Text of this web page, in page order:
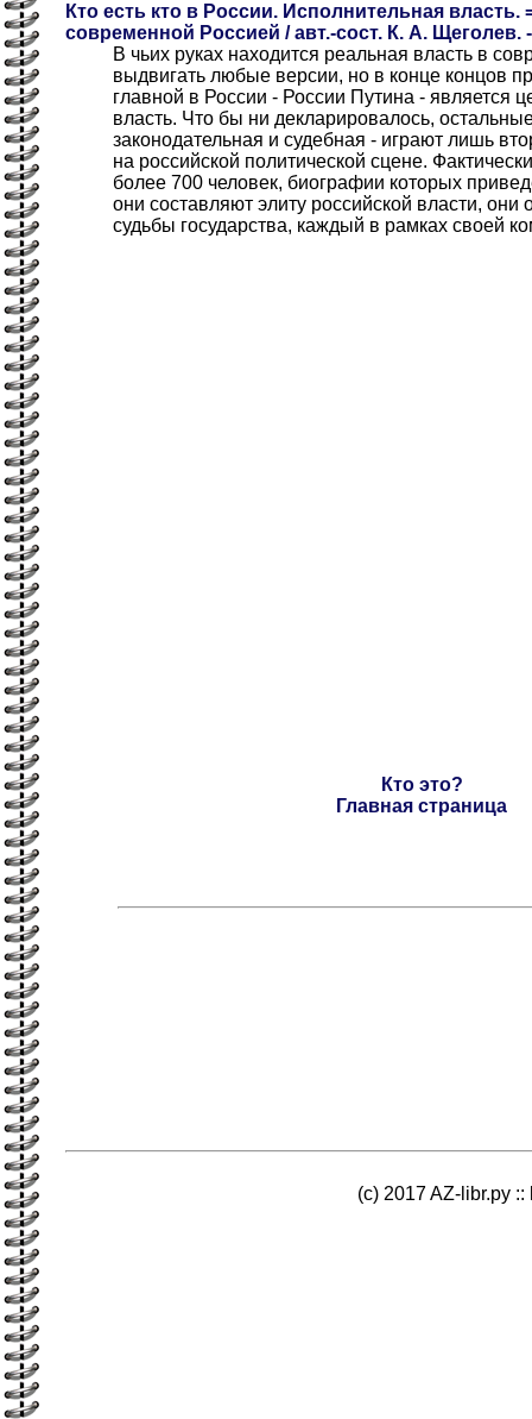
Кто есть кто в России. Исполнительная власть.
современной Россией / авт.-сост. К. А. Щеголев.
В чьих руках находится реальная власть в
выдвигать любые версии, но в конце концов
главной в России - России Путина - является
власть. Что бы ни декларировалось,
законодательная и судебная - играют лишь
на российской политической сцене.
более 700 человек, биографии которых
они составляют элиту российской власти,
судьбы государства, каждый в рамках своей
Кто это?
Главная страница
(c) 2017 AZ-libr.ру ::